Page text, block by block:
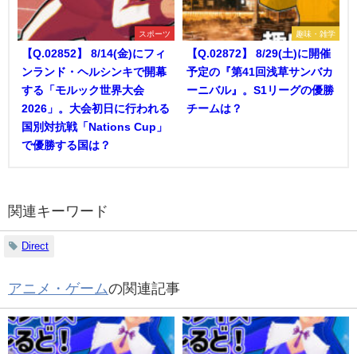
スポーツ
【Q.02852】 8/14(金)にフィ
ンランド・ヘルシンキで開幕
する「モルック世界大会
2026」。大会初日に行われる
国別対抗戦「Nations Cup」
で優勝する国は？
趣味・雑学
【Q.02872】 8/29(土)に開催
予定の『第41回浅草サンバカ
ーニバル』。S1リーグの優勝
チームは？
関連キーワード
Direct
アニメ・ゲームの関連記事